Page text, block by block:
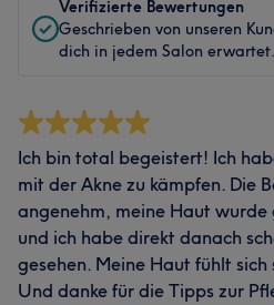
Verifizierte Bewertungen
Geschrieben von unseren
dich in jedem Salon erwartet.
Ich bin total begeistert! Ich
mit der Akne zu kämpfen. Die
angenehm, meine Haut
und ich habe direkt danach
gesehen. Meine Haut fühlt
Und danke für die Tipps zur